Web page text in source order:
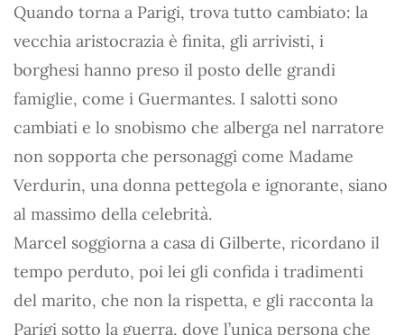
Quando torna a Parigi, trova tutto cambiato: la
vecchia aristocrazia è finita, gli arrivisti, i
borghesi hanno preso il posto delle grandi
famiglie, come i Guermantes. I salotti sono
cambiati e lo snobismo che alberga nel narratore
non sopporta che personaggi come Madame
Verdurin, una donna pettegola e ignorante, siano
al massimo della celebrità.
Marcel soggiorna a casa di Gilberte, ricordano il
tempo perduto, poi lei gli confida i tradimenti
del marito, che non la rispetta, e gli racconta la
Parigi sotto la guerra, dove l’unica persona che